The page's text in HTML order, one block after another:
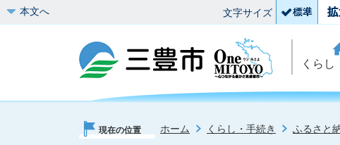
本文へ 文字サイズ
くらし
現在の位置 ホーム くらし・手続き ふるさと